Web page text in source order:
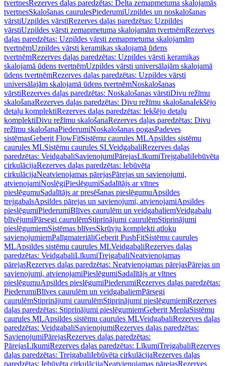
tvertnesRezerves daļas paredzētas: Delta zemapmetuma skalojamās
tvertnesSkalošanas caurulesPiederumiUzpildes un noskalošanas
vārstiUzpildes vārstiRezerves daļas paredzētas: Uzpildes
vārstiUzpildes vārsti zemapmetuma skalojamām tvertnēmRezerves
daļas paredzētas: Uzpildes vārsti zemapmetuma skalojamām
tvertnēmUzpildes vārsti keramikas skalojamā ūdens
tvertnēmRezerves daļas paredzētas: Uzpildes vārsti keramikas
skalojamā ūdens tvertnēmUzpildes vārsti universālajām skalojamā
ūdens tvertnēmRezerves daļas paredzētas: Uzpildes vārsti
universālajām skalojamā ūdens tvertnēmNoskalošanas
vārstiRezerves daļas paredzētas: Noskalošanas vārstiDivu režīmu
skalošanaRezerves daļas paredzētas: Divu režīmu skalošanaIekšējo
detaļu komplektiRezerves daļas paredzētas: Iekšējo detaļu
komplektiDivu režīmu skalošanaRezerves daļas paredzētas: Divu
režīmu skalošanaPiederumiNoskalošanas pogasPadeves
sistēmasGeberit FlowFitSistēmu caurules MLApsildes sistēmu
caurules MLSistēmu caurules SLVeidgabaliRezerves daļas
paredzētas: VeidgabaliSavienojumiPārejasLīkumiTrejgabaliIebūvēta
cirkulācijaRezerves daļas paredzētas: Iebūvēta
cirkulācijaNeatvienojamas pārejasPārejas un savienojumi,
atvienojamiNoslēgiPieslēgumiSadalītājs ar vītnes
pieslēgumuSadalītājs ar presēšanas pieslēgumuApsildes
trejgabalsApsildes pārejas un savienojumi, atvienojamiApsildes
pieslēgumiPiederumiBlīves caurulēm un veidgabaliemVeidgabalu
blīvējumiPārsegi caurulēmStiprinājumi caurulēmStiprinājumi
pieslēgumiemSistēmas blīvesSkrūvju komplekti atloku
savienojumiemPalīgmateriāliGeberit PushFitSistēmu caurules
MLApsildes sistēmu caurules MLVeidgabaliRezerves daļas
paredzētas: VeidgabaliLīkumiTrejgabaliNeatvienojamas
pārejasRezerves daļas paredzētas: Neatvienojamas pārejasPārejas un
savienojumi, atvienojamiPieslēgumiSadalītājs ar vītnes
pieslēgumuApsildes pieslēgumiPiederumiRezerves daļas paredzētas:
PiederumiBlīves caurulēm un veidgabaliemPārsegi
caurulēmStiprinājumi caurulēmStiprinājumi pieslēgumiemRezerves
daļas paredzētas: Stiprinājumi pieslēgumiemGeberit MeplaSistēmu
caurules MLApsildes sistēmu caurules MLVeidgabaliRezerves daļas
paredzētas: VeidgabaliSavienojumiRezerves daļas paredzētas:
SavienojumiPārejasRezerves daļas paredzētas:
PārejasLīkumiRezerves daļas paredzētas: LīkumiTrejgabaliRezerves
daļas paredzētas: TrejgabaliIebūvēta cirkulācijaRezerves daļas
paredzētas: Iebūvēta cirkulācijaNeatvienojamas pārejasRezerves